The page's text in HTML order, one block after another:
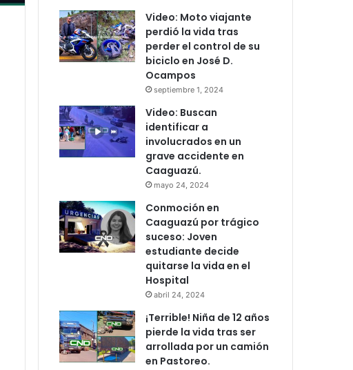
Video: Moto viajante
perdió la vida tras
perder el control de su
biciclo en José D.
Ocampos
septiembre 1, 2024
Video: Buscan
identificar a
involucrados en un
grave accidente en
Caaguazú.
mayo 24, 2024
Conmoción en
Caaguazú por trágico
suceso: Joven
estudiante decide
quitarse la vida en el
Hospital
abril 24, 2024
¡Terrible! Niña de 12 años
pierde la vida tras ser
arrollada por un camión
en Pastoreo.